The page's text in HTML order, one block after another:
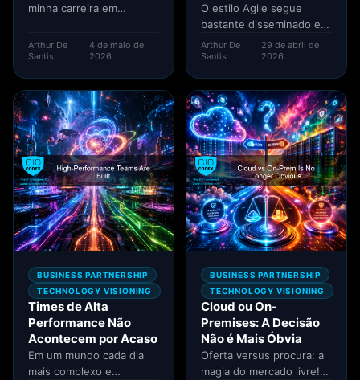
minha carreira em
na plataforma Mainframe
e ouvindo...
Arthur De
Santis
·4 de maio de
2026
O estilo Agile segue
bastante disseminado e
creio que nos últimos
anos ainda não surgiu
Arthur De
Santis
·29 de abril de
2026
BUSINESS PARTNERSHIP
TECHNOLOGY VISIONING
Times de Alta
Performance Não
Acontecem por Acaso
Em um mundo cada dia
mais complexo e
BUSINESS PARTNERSHIP
TECHNOLOGY VISIONING
Cloud ou On-
Premises: A Decisão
Não é Mais Óbvia
Oferta versus procura: a
magia do mercado livre!